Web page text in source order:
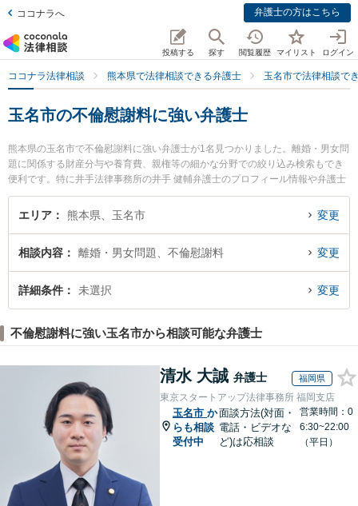
ココナラへ 弁護士の方はこちら
投稿する 探す 閲覧履歴 マイリスト ログイン
ココナラ法律相談 熊本県で法律相談できる弁護士 玉名市で法律相談で
玉名市の不倫慰謝料に強い弁護士
熊本県の玉名市で不倫慰謝料に強い弁護士が1名見つかりました。離婚・男女問
題に関係する財産分与や養育費、親権等の細かな分野での絞り込み検索もでき
便利です。特に井手法律事務所の井手 健輔弁護士のプロフィール情報や弁護士
費用、強みなどが注目されています。『玉名市で土日や夜間に発生した不倫慰
謝料のトラブルを今すぐに弁護士に相談したい』『不倫慰謝料のトラブル解決
おすすめです。
エリア 熊本県、玉名市 変更
相談内容 離婚・男女問題、不倫慰謝料 変更
詳細条件 未選択 変更
不倫慰謝料に強い玉名市から相談可能な弁護士
清水 大誠 弁護士 福岡県
東京スタートアップ法律事務所 福岡支店
玉名市 か
らも相談
受付中
面談方法(対面・
電話・ビデオな
ど)は応相談
営業時間：0
6:30~22:00
（平日）